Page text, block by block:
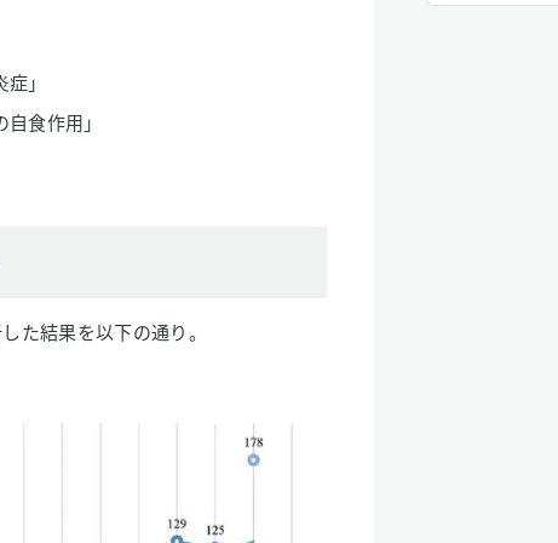
」
食作用」
た結果を以下の通り。